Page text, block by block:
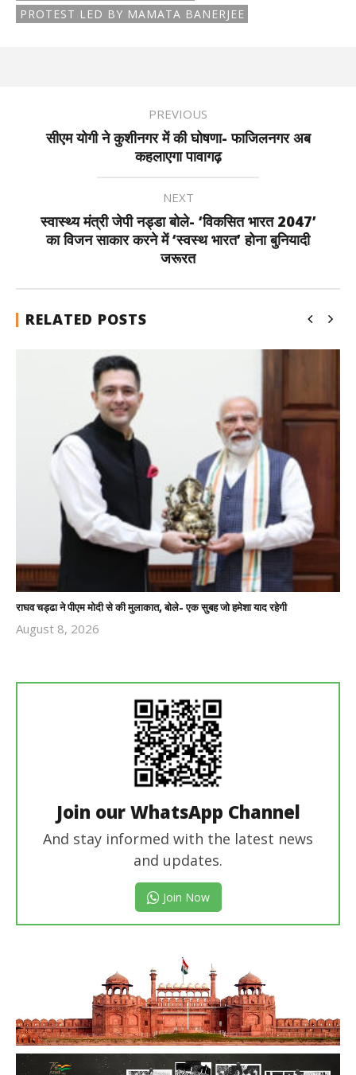
PROTEST LED BY MAMATA BANERJEE
PREVIOUS
सीएम योगी ने कुशीनगर में की घोषणा- फाजिलनगर अब
कहलाएगा पावागढ़
NEXT
स्वास्थ्य मंत्री जेपी नड्डा बोले- ‘विकसित भारत 2047’
का विजन साकार करने में ‘स्वस्थ भारत’ होना बुनियादी
जरूरत
RELATED POSTS
राघव चड्ढा ने पीएम मोदी से की मुलाकात, बोले- एक सुबह जो हमेशा याद रहेगी
August 8, 2026
Join our WhatsApp Channel
And stay informed with the latest news
and updates.
Join Now